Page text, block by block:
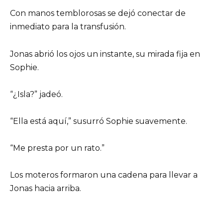
Con manos temblorosas se dejó conectar de
inmediato para la transfusión.
Jonas abrió los ojos un instante, su mirada fija en
Sophie.
“¿Isla?” jadeó.
“Ella está aquí,” susurró Sophie suavemente.
“Me presta por un rato.”
Los moteros formaron una cadena para llevar a
Jonas hacia arriba.